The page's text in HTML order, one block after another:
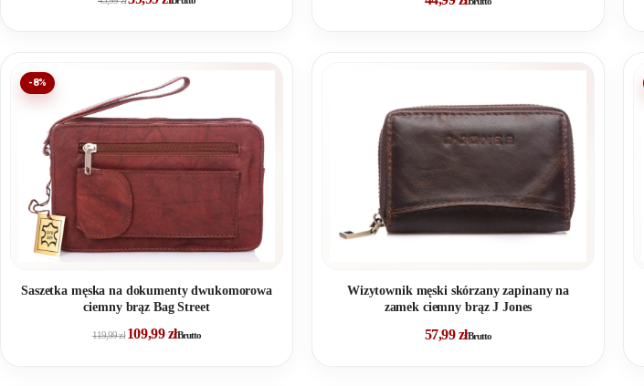
-8%
Saszetka męska na dokumenty dwukomorowa
ciemny brąz Bag Street
119,99zł 109,99złBrutto
Wizytownik męski skórzany zapinany na
zamek ciemny brąz J Jones
57,99złBrutto